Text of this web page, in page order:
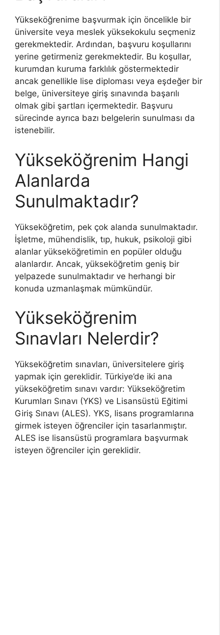
Yükseköğrenime başvurmak için öncelikle bir
üniversite veya meslek yüksekokulu seçmeniz
gerekmektedir. Ardından, başvuru koşullarını
yerine getirmeniz gerekmektedir. Bu koşullar,
kurumdan kuruma farklılık göstermektedir
ancak genellikle lise diploması veya eşdeğer bir
belge, üniversiteye giriş sınavında başarılı
olmak gibi şartları içermektedir. Başvuru
sürecinde ayrıca bazı belgelerin sunulması da
istenebilir.
Yükseköğrenim Hangi
Alanlarda
Sunulmaktadır?
Yükseköğretim, pek çok alanda sunulmaktadır.
İşletme, mühendislik, tıp, hukuk, psikoloji gibi
alanlar yükseköğretimin en popüler olduğu
alanlardır. Ancak, yükseköğretim geniş bir
yelpazede sunulmaktadır ve herhangi bir
konuda uzmanlaşmak mümkündür.
Yükseköğrenim
Sınavları Nelerdir?
Yükseköğretim sınavları, üniversitelere giriş
yapmak için gereklidir. Türkiye’de iki ana
yükseköğretim sınavı vardır: Yükseköğretim
Kurumları Sınavı (YKS) ve Lisansüstü Eğitimi
Giriş Sınavı (ALES). YKS, lisans programlarına
girmek isteyen öğrenciler için tasarlanmıştır.
ALES ise lisansüstü programlara başvurmak
isteyen öğrenciler için gereklidir.